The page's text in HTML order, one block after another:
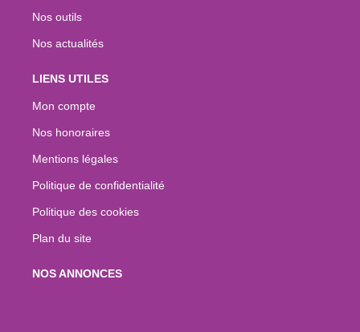
Nos outils
Nos actualités
LIENS UTILES
Mon compte
Nos honoraires
Mentions légales
Politique de confidentialité
Politique des cookies
Plan du site
NOS ANNONCES